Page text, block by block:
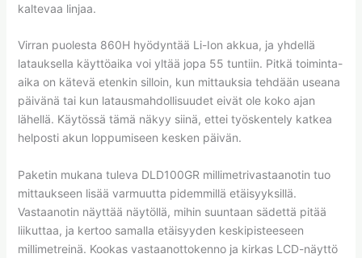
kaltevaa linjaa.
Virran puolesta 860H hyödyntää Li-Ion akkua, ja yhdellä
latauksella käyttöaika voi yltää jopa 55 tuntiin. Pitkä toiminta-
aika on kätevä etenkin silloin, kun mittauksia tehdään useana
päivänä tai kun latausmahdollisuudet eivät ole koko ajan
lähellä. Käytössä tämä näkyy siinä, ettei työskentely katkea
helposti akun loppumiseen kesken päivän.
Paketin mukana tuleva DLD100GR millimetrivastaanotin tuo
mittaukseen lisää varmuutta pidemmillä etäisyyksillä.
Vastaanotin näyttää näytöllä, mihin suuntaan sädettä pitää
liikuttaa, ja kertoo samalla etäisyyden keskipisteeseen
millimetreinä. Kookas vastaanottokenno ja kirkas LCD-näyttö